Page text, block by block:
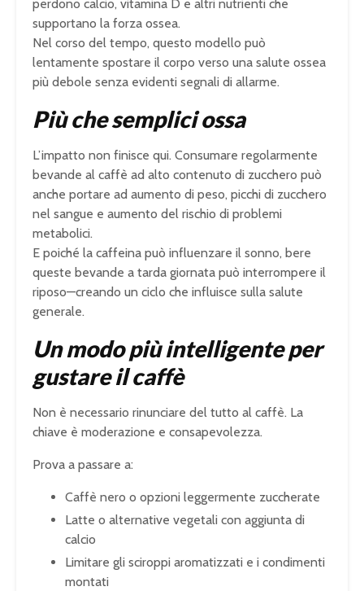
perdono calcio, vitamina D e altri nutrienti che
supportano la forza ossea.
Nel corso del tempo, questo modello può
lentamente spostare il corpo verso una salute ossea
più debole senza evidenti segnali di allarme.
Più che semplici ossa
L’impatto non finisce qui. Consumare regolarmente
bevande al caffè ad alto contenuto di zucchero può
anche portare ad aumento di peso, picchi di zucchero
nel sangue e aumento del rischio di problemi
metabolici.
E poiché la caffeina può influenzare il sonno, bere
queste bevande a tarda giornata può interrompere il
riposo—creando un ciclo che influisce sulla salute
generale.
Un modo più intelligente per
gustare il caffè
Non è necessario rinunciare del tutto al caffè. La
chiave è moderazione e consapevolezza.
Prova a passare a:
Caffè nero o opzioni leggermente zuccherate
Latte o alternative vegetali con aggiunta di
calcio
Limitare gli sciroppi aromatizzati e i condimenti
montati